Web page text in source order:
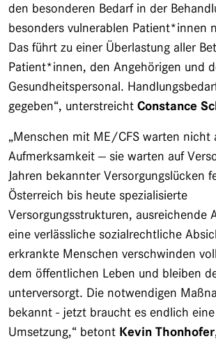
den besonderen Bedarf in der
besonders vulnerablen Patient*innen
Das führt zu einer Überlastung aller
Patient*innen, den Angehörigen und
Gesundheitspersonal.
gegeben“, unterstreicht Constance
„Menschen mit ME/CFS warten nicht
Aufmerksamkeit — sie warten auf
Jahren bekannter Versorgungslücken
Österreich bis heute spezialisierte
Versorgungsstrukturen, ausreichende
eine verlässliche sozialrechtliche
erkrankte Menschen verschwinden
dem öffentlichen Leben und bleiben
unterversorgt. Die notwendigen
bekannt - jetzt braucht es endlich
Umsetzung,“ betont Kevin Thonhofer